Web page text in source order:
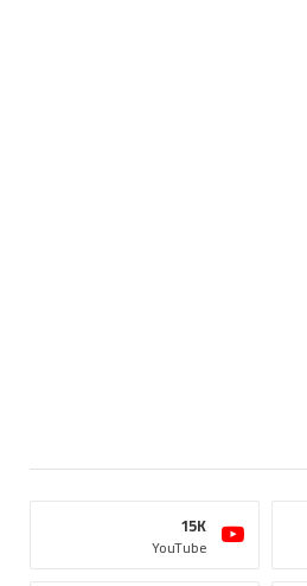
YouTube
15K